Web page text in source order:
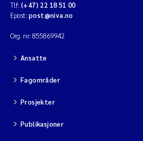
Tlf: (+47) 22 18 51 00
Epost: post@niva.no
Org. nr: 855869942
Ansatte
Fagområder
Prosjekter
Publikasjoner